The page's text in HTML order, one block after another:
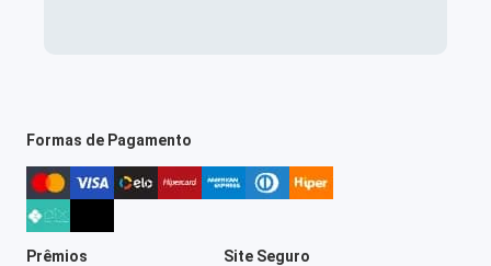
Formas de Pagamento
Prêmios Site Seguro